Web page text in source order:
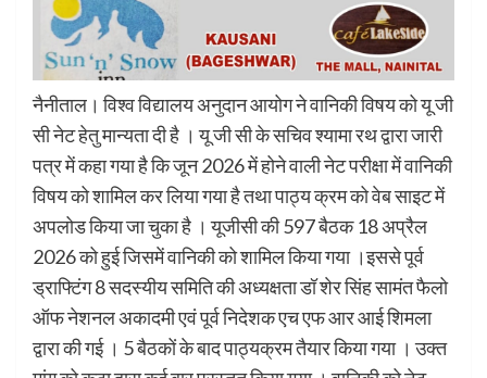
नैनीताल। विश्व विद्यालय अनुदान आयोग ने वानिकी विषय को यू जी
सी नेट हेतु मान्यता दी है । यू जी सी के सचिव श्यामा रथ द्वारा जारी
पत्र में कहा गया है कि जून 2026 में होने वाली नेट परीक्षा में वानिकी
विषय को शामिल कर लिया गया है तथा पाठ्य क्रम को वेब साइट में
अपलोड किया जा चुका है । यूजीसी की 597 बैठक 18 अप्रैल
2026 को हुई जिसमें वानिकी को शामिल किया गया ।इससे पूर्व
ड्राफ्टिंग 8 सदस्यीय समिति की अध्यक्षता डॉ शेर सिंह सामंत फैलो
ऑफ नेशनल अकादमी एवं पूर्व निदेशक एच एफ आर आई शिमला
द्वारा की गई । 5 बैठकों के बाद पाठ्यक्रम तैयार किया गया । उक्त